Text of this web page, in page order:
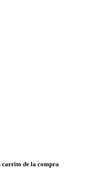
carrito de la compra